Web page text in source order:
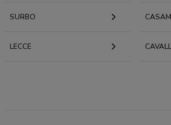
SURBO
LECCE